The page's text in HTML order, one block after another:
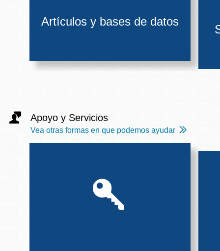
Artículos y bases de datos
Apoyo y Servicios
Vea otras formas en que podemos ayudar